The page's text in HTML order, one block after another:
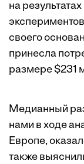
на
своего
принесла
размере $231
Медианный
нами в ходе
Европе,
также